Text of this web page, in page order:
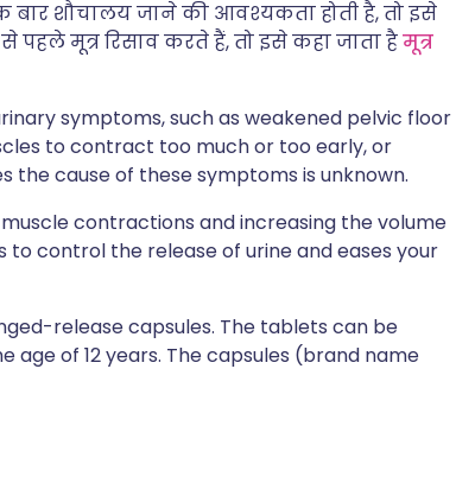
शौचालय जाने की आवश्यकता होती है, तो इसे
पहले मूत्र रिसाव करते हैं, तो इसे कहा जाता हैमूत्र
symptoms, such as weakened pelvic floor
to contract too much or too early, or
the cause of these symptoms is unknown.
contractions and increasing the volume
control the release of urine and eases your
release capsules. The tablets can be
of 12 years. The capsules (brand name